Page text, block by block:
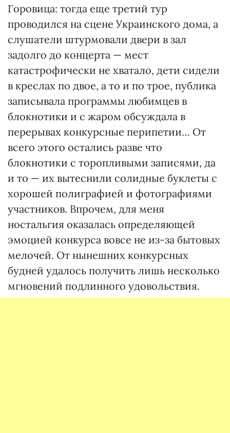
Горовица: тогда еще третий тур
проводился на сцене Украинского дома, а
слушатели штурмовали двери в зал
задолго до концерта — мест
катастрофически не хватало, дети сидели
в креслах по двое, а то и по трое, публика
записывала программы любимцев в
блокнотики и с жаром обсуждала в
перерывах конкурсные перипетии… От
всего этого остались разве что
блокнотики с торопливыми записями, да
и то — их вытеснили солидные буклеты с
хорошей полиграфией и фотографиями
участников. Впрочем, для меня
ностальгия оказалась определяющей
эмоцией конкурса вовсе не из-за бытовых
мелочей. От нынешних конкурсных
будней удалось получить лишь несколько
мгновений подлинного удовольствия.